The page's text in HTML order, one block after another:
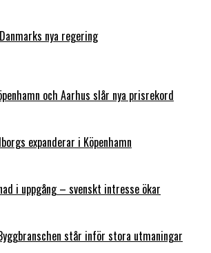
nya regering
och Aarhus slår nya prisrekord
expanderar i Köpenhamn
i uppgång – svenskt intresse ökar
står inför stora utmaningar